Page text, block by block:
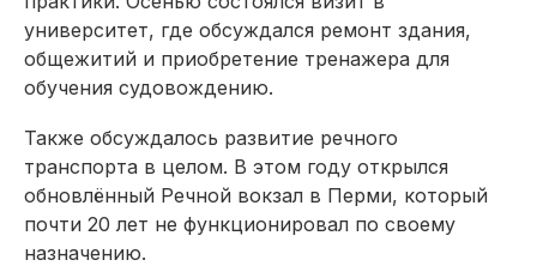
университет, где обсуждался ремонт здания,
общежитий и приобретение тренажера для
обучения судовождению.
Также обсуждалось развитие речного
транспорта в целом. В этом году открылся
обновлённый Речной вокзал в Перми, который
почти 20 лет не функционировал по своему
назначению.